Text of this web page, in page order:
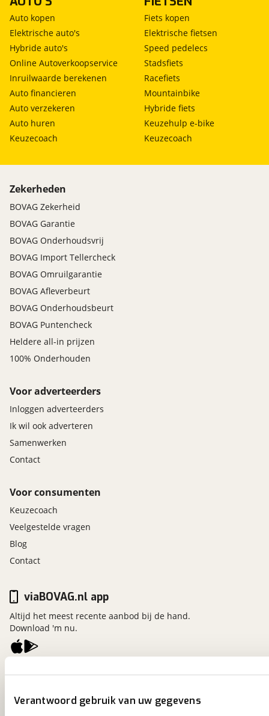
Verantwoord gebruik van uw gegevens
Auto kopen
Elektrische auto's
Hybride auto's
Online Autoverkoopservice
Inruilwaarde berekenen
Auto financieren
Auto verzekeren
Auto huren
Keuzecoach
Fiets kopen
Elektrische fietsen
Speed pedelecs
Stadsfiets
Racefiets
Mountainbike
Hybride fiets
Keuzehulp e-bike
Keuzecoach
Zekerheden
BOVAG Zekerheid
BOVAG Garantie
BOVAG Onderhoudsvrij
BOVAG Import Tellercheck
BOVAG Omruilgarantie
BOVAG Afleverbeurt
BOVAG Onderhoudsbeurt
BOVAG Puntencheck
Heldere all-in prijzen
100% Onderhouden
Voor adverteerders
Inloggen adverteerders
Ik wil ook adverteren
Samenwerken
Contact
Voor consumenten
Keuzecoach
Veelgestelde vragen
Blog
Contact
viaBOVAG.nl
3981 AJ Bunnik
viaBOVAG.nl app
Altijd het meest recente aanbod bij de hand.
Download 'm nu.